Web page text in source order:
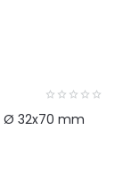
Ø 32x70 mm